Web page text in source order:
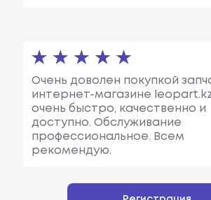
Очень доволен покупкой
интернет-магазине
очень быстро, качественно и
доступно. Обслуживание
профессиональное. Всем
рекомендую.